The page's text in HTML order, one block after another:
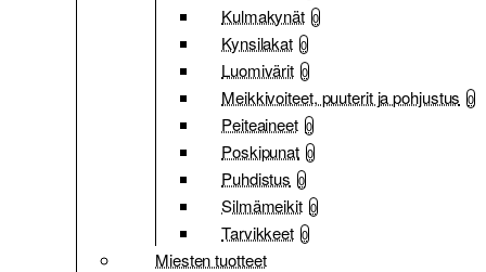
Kulmakynät 0
Kynsilakat 0
Luomivärit 0
Meikkivoiteet, puuterit ja pohjustus 0
Peiteaineet 0
Poskipunat 0
Puhdistus 0
Silmämeikit 0
Tarvikkeet 0
Miesten tuotteet